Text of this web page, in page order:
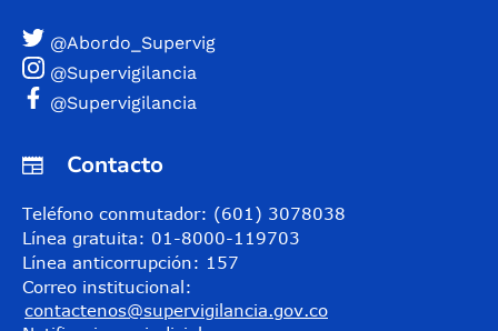
@Abordo_Supervig
@Supervigilancia
@Supervigilancia
Contacto
Teléfono conmutador: (601) 3078038
Línea gratuita: 01-8000-119703
Línea anticorrupción: 157
Correo institucional:
contactenos@supervigilancia.gov.co